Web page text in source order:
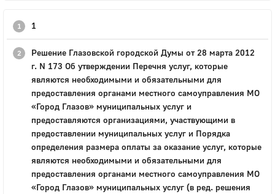
1
Решение Глазовской городской Думы от 28 марта 2012
г. N 173 Об утверждении Перечня услуг, которые
являются необходимыми и обязательными для
предоставления органами местного самоуправления МО
«Город Глазов» муниципальных услуг и
предоставляются организациями, участвующими в
предоставлении муниципальных услуг и Порядка
определения размера оплаты за оказание услуг, которые
являются необходимыми и обязательными для
предоставления органами местного самоуправления МО
«Город Глазов» муниципальных услуг (в ред. решения